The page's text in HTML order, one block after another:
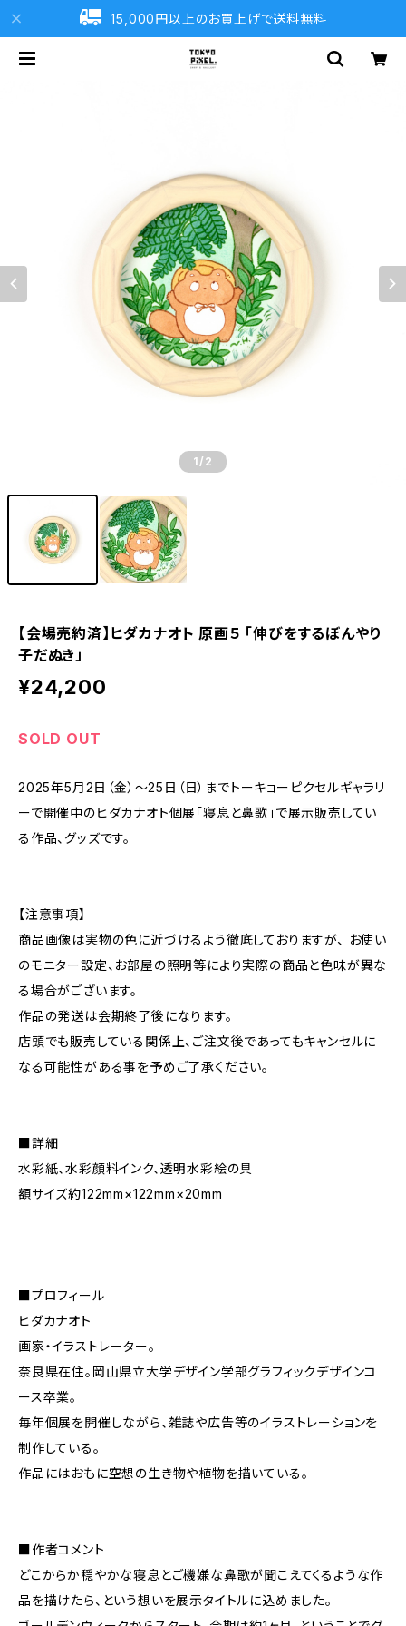
15,000円以上のお買上げで送料無料
1 /2
【会場売約済】ヒダカナオト 原画５ 「伸びをするぼんやり
子だぬき」
¥24,200
SOLD OUT
2025年5月2日（金）～25日（日）までトーキョーピクセルギャラリ
ーで開催中のヒダカナオト個展「寝息と鼻歌」で展示販売してい
る作品、グッズです。
【注意事項】
商品画像は実物の色に近づけるよう徹底しておりますが、 お使い
のモニター設定、お部屋の照明等により実際の商品と色味が異な
る場合がございます。
作品の発送は会期終了後になります。
店頭でも販売している関係上、ご注文後であってもキャンセルに
なる可能性がある事を予めご了承ください。
■詳細
水彩紙、水彩顔料インク、透明水彩絵の具
額サイズ約122mm×122mm×20mm
■プロフィール
ヒダカナオト
画家・イラストレーター。
奈良県在住。岡山県立大学デザイン学部グラフィックデザインコ
ース卒業。
毎年個展を開催しながら、雑誌や広告等のイラストレーションを
制作している。
作品にはおもに空想の生き物や植物を描いている。
■作者コメント
どこからか穏やかな寝息とご機嫌な鼻歌が聞こえてくるような作
品を描けたら、という想いを展示タイトルに込めました。